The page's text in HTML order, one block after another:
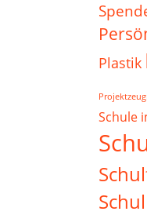
Plastik
Schule